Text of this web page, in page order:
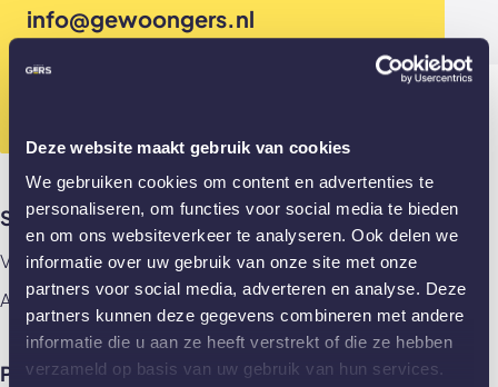
Deze website maakt gebruik van cookies
We gebruiken cookies om content en advertenties te
personaliseren, om functies voor social media te bieden
en om ons websiteverkeer te analyseren. Ook delen we
informatie over uw gebruik van onze site met onze
partners voor social media, adverteren en analyse. Deze
partners kunnen deze gegevens combineren met andere
informatie die u aan ze heeft verstrekt of die ze hebben
verzameld op basis van uw gebruik van hun services.
info@gewoongers.nl
Gesloten? App ons dan alvast je vraag!
Showrooms
Vlaardingen
Amsterdam
Producten